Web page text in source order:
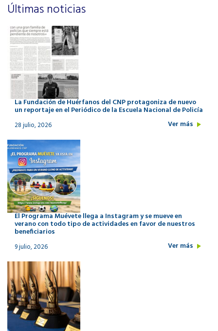
Últimas noticias
La Fundación de Huérfanos del CNP protagoniza de nuevo
un reportaje en el Periódico de la Escuela Nacional de Policía
28 julio, 2026 Ver más
El Programa Muévete llega a Instagram y se mueve en
verano con todo tipo de actividades en favor de nuestros
beneficiarios
9 julio, 2026 Ver más